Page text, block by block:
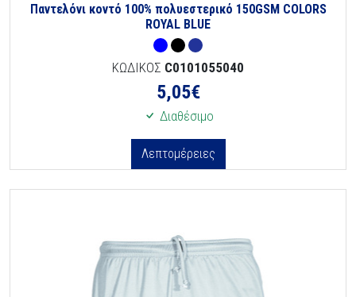
Παντελόνι κοντό 100% πολυεστερικό 150GSM COLORS
ROYAL BLUE
ΚΩΔΙΚΟΣ C0101055040
5,05€
Διαθέσιμο
Λεπτομέρειες